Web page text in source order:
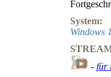
System:
Windows
- für